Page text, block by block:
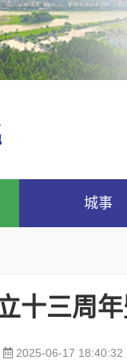
城事
十三周
2025-06-17 18:40:32